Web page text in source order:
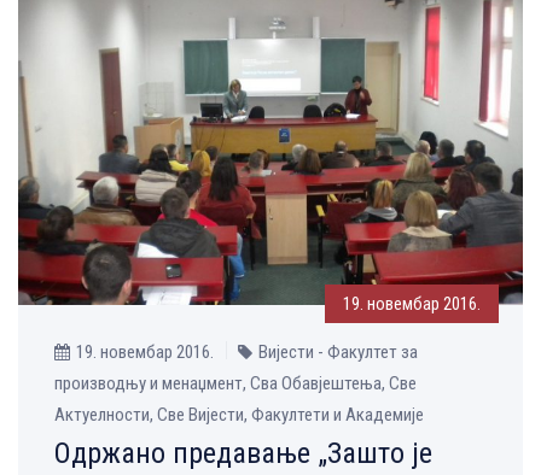
19. новембар 2016.
19. новембар 2016.
Вијести - Факултет за
производњу и менаџмент, Сва Обавјештења, Све
Aктуелности, Све Вијести, Факултети и Академије
Одржано предавање „Зашто је